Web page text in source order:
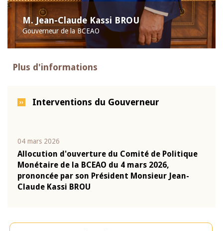
M. Jean-Claude Kassi BROU
Gouverneur de la BCEAO
Plus d'informations
Interventions du Gouverneur
04 mars 2026
Allocution d'ouverture du Comité de Politique
Monétaire de la BCEAO du 4 mars 2026,
prononcée par son Président Monsieur Jean-
Claude Kassi BROU